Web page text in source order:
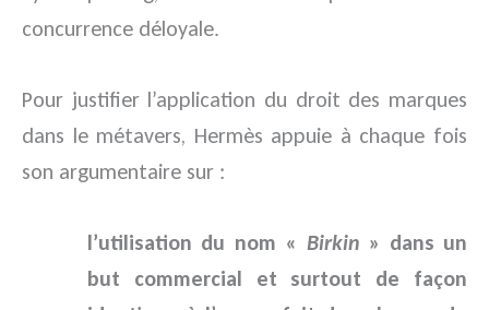
concurrence déloyale.
Pour justifier l’application du droit des marques
dans le métavers, Hermès appuie à chaque fois
son argumentaire sur :
l’utilisation du nom « Birkin » dans un
but commercial et surtout de façon